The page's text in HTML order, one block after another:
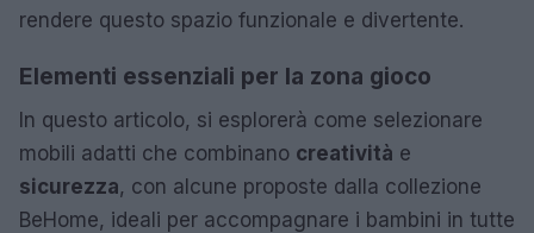
rendere questo spazio funzionale e divertente.
Elementi essenziali per la zona gioco
In questo articolo, si esplorerà come selezionare
mobili adatti che combinano creatività e
sicurezza, con alcune proposte dalla collezione
BeHome, ideali per accompagnare i bambini in tutte